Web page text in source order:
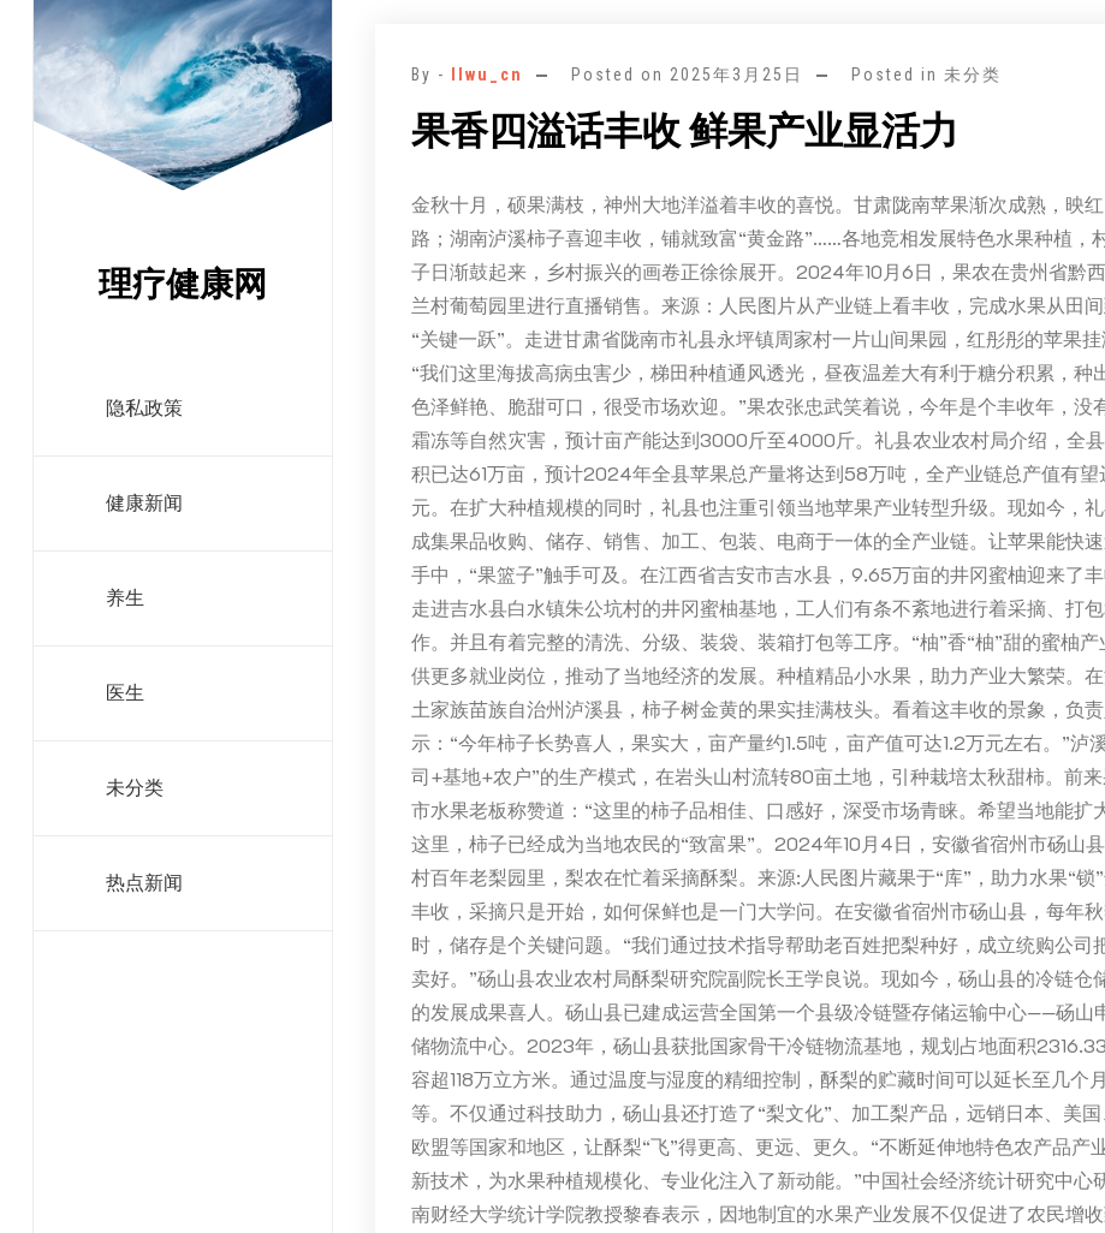
理疗健康网
隐私政策
健康新闻
养生
医生
未分类
热点新闻
By - llwu_cn Posted on 2025年3月25日 Posted in 未分类
果香四溢话丰收 鲜果产业显活力
金秋十月，硕果满枝，神州大地洋溢着丰收的喜悦。甘肃陇南苹果渐次成熟，映
路；湖南泸溪柿子喜迎丰收，铺就致富“黄金路”……各地竞相发展特色水果种植，
子日渐鼓起来，乡村振兴的画卷正徐徐展开。2024年10月6日，果农在贵州省黔
兰村葡萄园里进行直播销售。来源：人民图片从产业链上看丰收，完成水果从田
“关键一跃”。走进甘肃省陇南市礼县永坪镇周家村一片山间果园，红彤彤的苹果挂
“我们这里海拔高病虫害少，梯田种植通风透光，昼夜温差大有利于糖分积累，种
色泽鲜艳、脆甜可口，很受市场欢迎。”果农张忠武笑着说，今年是个丰收年，没
霜冻等自然灾害，预计亩产能达到3000斤至4000斤。礼县农业农村局介绍，全
积已达61万亩，预计2024年全县苹果总产量将达到58万吨，全产业链总产值有
元。在扩大种植规模的同时，礼县也注重引领当地苹果产业转型升级。现如今，
成集果品收购、储存、销售、加工、包装、电商于一体的全产业链。让苹果能快
手中，“果篮子”触手可及。在江西省吉安市吉水县，9.65万亩的井冈蜜柚迎来了丰
走进吉水县白水镇朱公坑村的井冈蜜柚基地，工人们有条不紊地进行着采摘、打
作。并且有着完整的清洗、分级、装袋、装箱打包等工序。“柚”香“柚”甜的蜜柚
供更多就业岗位，推动了当地经济的发展。种植精品小水果，助力产业大繁荣。
土家族苗族自治州泸溪县，柿子树金黄的果实挂满枝头。看着这丰收的景象，负
示：“今年柿子长势喜人，果实大，亩产量约1.5吨，亩产值可达1.2万元左右。”泸
司+基地+农户”的生产模式，在岩头山村流转80亩土地，引种栽培太秋甜柿。前
市水果老板称赞道：“这里的柿子品相佳、口感好，深受市场青睐。希望当地能扩
这里，柿子已经成为当地农民的“致富果”。2024年10月4日，安徽省宿州市砀山
村百年老梨园里，梨农在忙着采摘酥梨。来源:人民图片藏果于“库”，助力水果“锁
丰收，采摘只是开始，如何保鲜也是一门大学问。在安徽省宿州市砀山县，每年
时，储存是个关键问题。“我们通过技术指导帮助老百姓把梨种好，成立统购公司
卖好。”砀山县农业农村局酥梨研究院副院长王学良说。现如今，砀山县的冷链仓
的发展成果喜人。砀山县已建成运营全国第一个县级冷链暨存储运输中心——砀山
储物流中心。2023年，砀山县获批国家骨干冷链物流基地，规划占地面积
容超118万立方米。通过温度与湿度的精细控制，酥梨的贮藏时间可以延长至几个
等。不仅通过科技助力，砀山县还打造了“梨文化”、加工梨产品，远销日本、美
欧盟等国家和地区，让酥梨“飞”得更高、更远、更久。“不断延伸地特色农产品产
新技术，为水果种植规模化、专业化注入了新动能。”中国社会经济统计研究中心
南财经大学统计学院教授黎春表示，因地制宜的水果产业发展不仅促进了农民增